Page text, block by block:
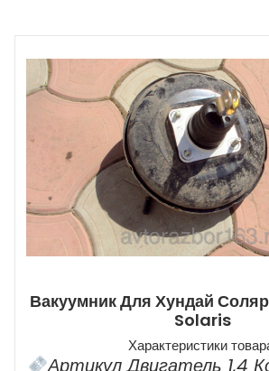
Вакуумник Для Хундай
Solaris
Характеристики
Артикул Двигатель 1,4